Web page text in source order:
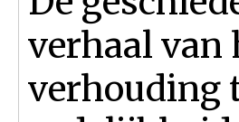
verhaal van
verhouding